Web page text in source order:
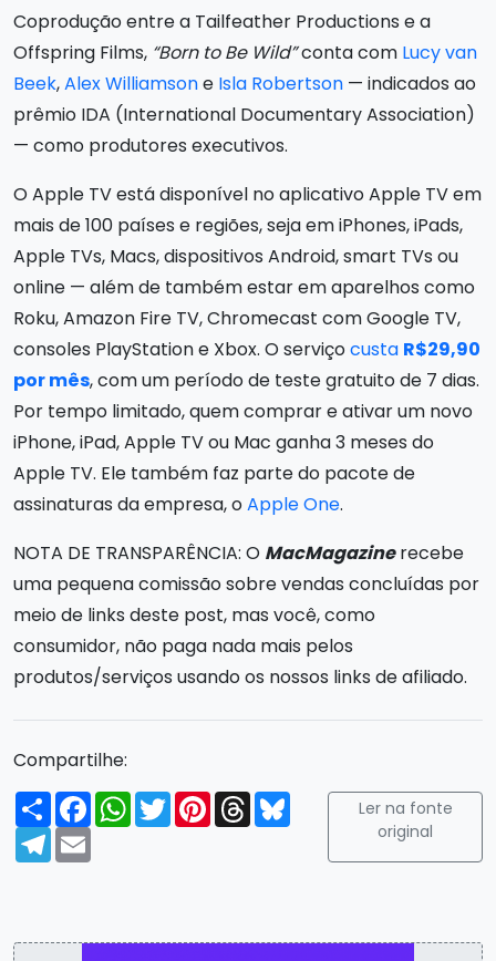
Coprodução entre a Tailfeather Productions e a
Offspring Films, “Born to Be Wild”conta com Lucy van
Beek,Alex Williamsone Isla Robertson — indicados ao
prêmio IDA (International Documentary Association)
— como produtores executivos.
O Apple TV está disponível no aplicativo Apple TV em
mais de 100 países e regiões, seja em iPhones, iPads,
Apple TVs, Macs, dispositivos Android, smart TVs ou
online — além de também estar em aparelhos como
Roku, Amazon Fire TV, Chromecast com Google TV,
consoles PlayStation e Xbox. O serviçocusta R$29,90
por mês, com um período de teste gratuito de 7 dias.
Por tempo limitado, quem comprar e ativar um novo
iPhone, iPad, Apple TV ou Mac ganha 3 meses do
Apple TV. Ele também faz parte do pacote de
assinaturas da empresa, oApple One.
NOTA DE TRANSPARÊNCIA: O MacMagazinerecebe
uma pequena comissão sobre vendas concluídas por
meio de links deste post, mas você, como
consumidor, não paga nada mais pelos
produtos/serviços usando os nossos links de afiliado.
Compartilhe:
Compartilhar
FacebookWhatsApp
TwitterPinterest
ThreadsBluesky
Telegram
Email
Ler na fonte
original